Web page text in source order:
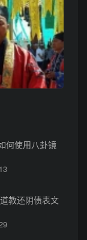
何使用八卦镜
教还阴债表文